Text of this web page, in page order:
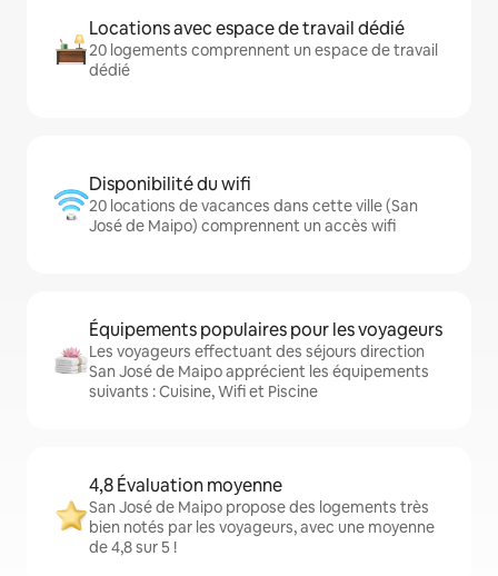
Locations avec espace de travail dédié
20 logements comprennent un espace de travail
dédié
Disponibilité du wifi
20 locations de vacances dans cette ville (San
José de Maipo) comprennent un accès wifi
Équipements populaires pour les voyageurs
Les voyageurs effectuant des séjours direction
San José de Maipo apprécient les équipements
suivants : Cuisine, Wifi et Piscine
4,8 Évaluation moyenne
San José de Maipo propose des logements très
bien notés par les voyageurs, avec une moyenne
de 4,8 sur 5 !